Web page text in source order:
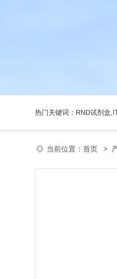
热门关键词：RND试剂盒
当前位置： 首页 >